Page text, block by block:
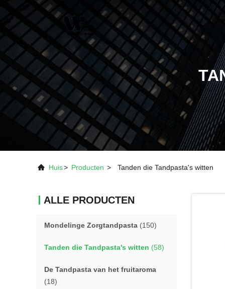
Huis> Producten > Tanden die Tandpasta's witten
ALLE PRODUCTEN
Mondelinge Zorgtandpasta (150)
Tanden die Tandpasta's witten (58)
De Tandpasta van het fruitaroma
(18)